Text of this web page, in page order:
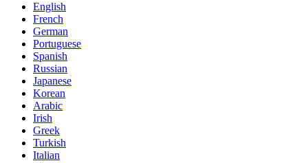
English
French
German
Portuguese
Spanish
Russian
Japanese
Korean
Arabic
Irish
Greek
Turkish
Italian